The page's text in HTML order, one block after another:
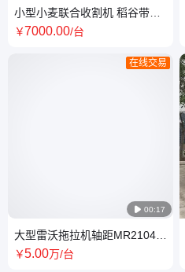
小型小麦联合收割机 稻谷带粮
仓自动装袋一体机履带式电启
￥7000.00/台
 00:17
在线交易
大型雷沃拖拉机轴距MR2104-
6P3(G4) 农用耕地机产品属性
￥5.00万/台